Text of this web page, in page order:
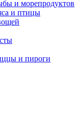
и морепродуктов
и птицы
и пироги